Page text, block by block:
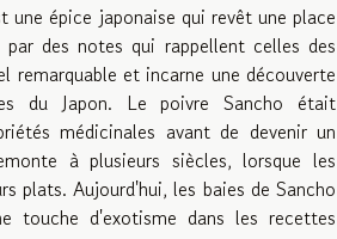
épice japonaise qui revêt une place
des notes qui rappellent celles des
remarquable et incarne une découverte
du Japon. Le poivre Sancho était
médicinales avant de devenir un
à plusieurs siècles, lorsque les
plats. Aujourd'hui, les baies de Sancho
touche d'exotisme dans les recettes